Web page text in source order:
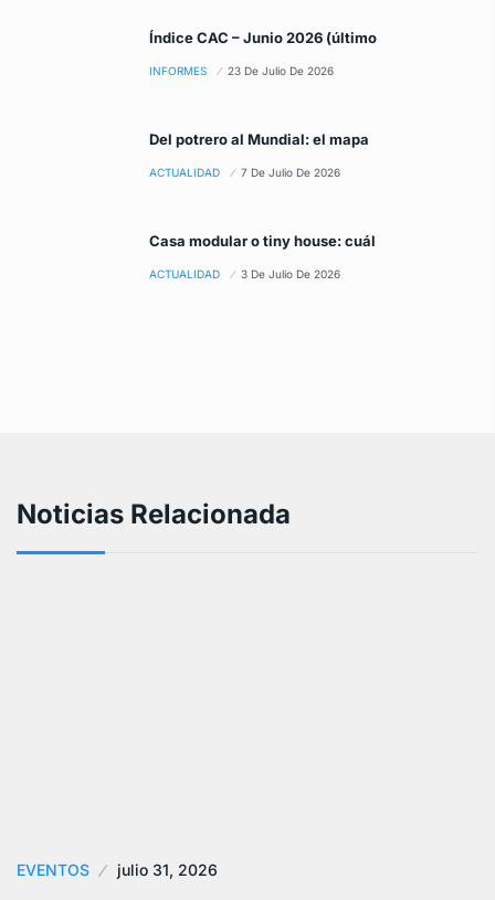
Índice CAC – Junio 2026 (último
INFORMES 23 De Julio De 2026
Del potrero al Mundial: el mapa
ACTUALIDAD 7 De Julio De 2026
Casa modular o tiny house: cuál
ACTUALIDAD 3 De Julio De 2026
Noticias Relacionada
EVENTOS julio 31, 2026